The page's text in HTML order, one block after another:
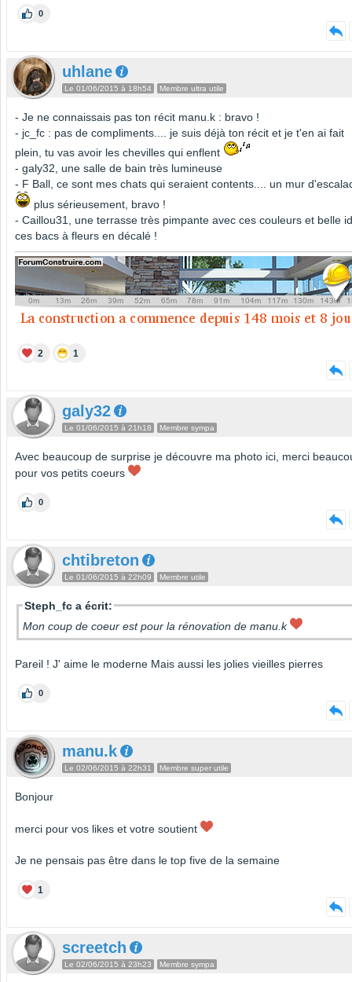
0
uhlane
Le 01/06/2015 à 18h54 Membre ultra utile
- Je ne connaissais pas ton récit manu.k : bravo !
- jc_fc : pas de compliments.... je suis déjà ton récit et je t'en ai fait
plein, tu vas avoir les chevilles qui enflent
- galy32, une salle de bain très lumineuse
- F Ball, ce sont mes chats qui seraient contents.... un mur
plus sérieusement, bravo !
- Caillou31, une terrasse très pimpante avec ces couleurs et belle
ces bacs à fleurs en décalé !
2 1
galy32
Le 01/06/2015 à 21h18 Membre sympa
Avec beaucoup de surprise je découvre ma photo ici, merci
pour vos petits coeurs
0
chtibreton
Le 01/06/2015 à 22h09 Membre utile
Steph_fc a écrit:
Mon coup de coeur est pour la rénovation de manu.k
Pareil ! J' aime le moderne Mais aussi les jolies vieilles pierres
0
manu.k
Le 02/06/2015 à 22h31 Membre super utile
Bonjour
merci pour vos likes et votre soutient
Je ne pensais pas être dans le top five de la semaine
1
screetch
Le 02/06/2015 à 23h23 Membre sympa